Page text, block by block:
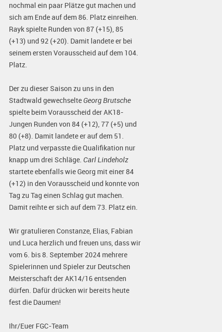
nochmal ein paar Plätze gut machen und
sich am Ende auf dem 86. Platz einreihen.
Rayk spielte Runden von 87 (+15), 85
(+13) und 92 (+20). Damit landete er bei
seinem ersten Vorausscheid auf dem 104.
Platz.
Der zu dieser Saison zu uns in den
Stadtwald gewechselteGeorg Brutsche
spielte beim Vorausscheid der AK18-
Jungen Runden von 84 (+12), 77 (+5) und
80 (+8). Damit landete er auf dem 51.
Platz und verpasste die Qualifikation nur
knapp um drei Schläge. Carl Lindeholz
startete ebenfalls wie Georg mit einer 84
(+12) in den Vorausscheid und konnte von
Tag zu Tag einen Schlag gut machen.
Damit reihte er sich auf dem 73. Platz ein.
Wir gratulieren Constanze, Elias, Fabian
und Luca herzlich und freuen uns, dass wir
vom 6. bis 8. September 2024 mehrere
Spielerinnen und Spieler zur Deutschen
Meisterschaft der AK14/16 entsenden
dürfen. Dafür drücken wir bereits heute
fest die Daumen!
Ihr/Euer FGC-Team